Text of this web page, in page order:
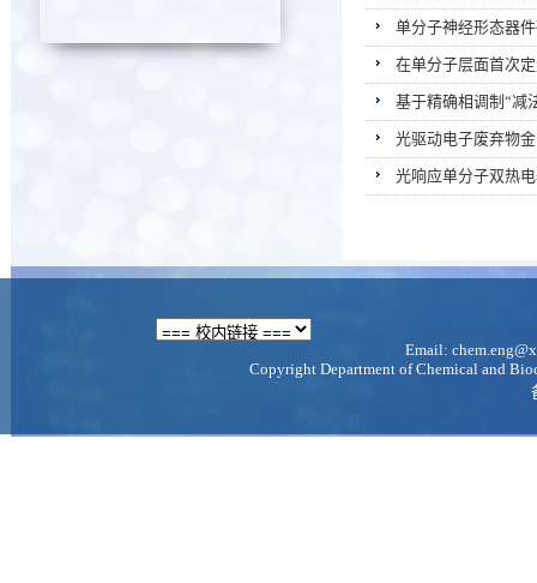
单分子神经形态器
在单分子层面首次
基于精确相调制“减
光驱动电子废弃物
光响应单分子双热
Email:
Copyright Department of Chemical and